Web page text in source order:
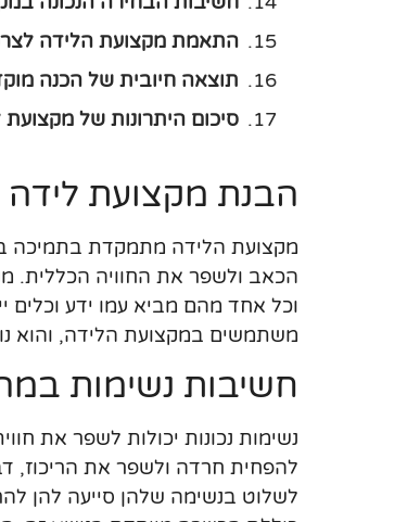
התאמת מקצועת הלידה
תוצאה חיובית של הכנה
סיכום היתרונות של
הבנת מקצועת לידה
מקצועת הלידה מתמקדת בתמיכה
הכאב ולשפר את החוויה הכללית.
וכל אחד מהם מביא עמו ידע וכלים
משתמשים במקצועת הלידה, והוא
חשיבות נשימות
נשימות נכונות יכולות לשפר את
להפחית חרדה ולשפר את הריכוז,
לשלוט בנשימה שלהן סייעה להן